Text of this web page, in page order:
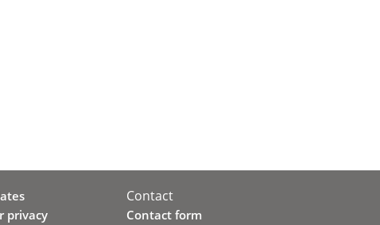
privacy
Contact
Contact form